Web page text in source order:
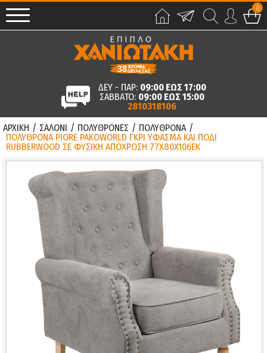
0
ΔΕΥ - ΠΑΡ: 09:00 ΕΩΣ 17:00
ΣΑΒΒΑΤΟ: 09:00 ΕΩΣ 15:00
2810318106
ΑΡΧΙΚΗ / ΣΑΛΟΝΙ / ΠΟΛΥΘΡΟΝΕΣ / ΠΟΛΥΘΡΟΝΑ /
ΠΟΛΥΘΡΟΝΑ PIORE PAKOWORLD ΓΚΡΙ ΥΦΑΣΜΑ ΚΑΙ ΠΟΔΙ
RUBBERWOOD ΣΕ ΦΥΣΙΚΗ ΑΠΟΧΡΩΣΗ 77X80X106ΕΚ